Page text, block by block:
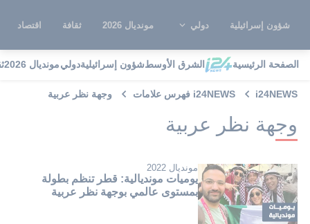
شؤون إسرائيلية دولي مونديال 2026 ثقافة اقتصاد
الصفحة الرئيسية الشرق الأوسطشؤون إسرائيليةدوليمونديال 2026
i24NEWS i24NEWS فهرس علامات وجهة نظر عربية
وجهة نظر عربية
مونديال 2022
يوميات مونديالية: قطر تنظم بطولة
بمستوى عالمي بوجهة نظر عربية